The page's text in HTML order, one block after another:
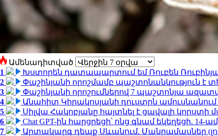
Ամենադիտված
1
Խստորեն դատապարտում եմ Ռուբեն
2
Փաշինյանի որոշմամբ պաշտոնանկություն է
3
Փաշինյանի որոշումներով 7 պաշտոնյա
4
Անահիտ Կիրակոսյանի դուստրն
5
Սիլվա Հակոբյանը հայտնել է ցավալի կորստի
6
Chat GPT-ին հարցրեցի՝ ոնց գնամ եկեղեցի.
7
Արտակարգ դեպք Սևանում. Մանրամասներ